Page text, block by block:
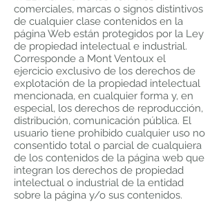
comerciales, marcas o signos distintivos
de cualquier clase contenidos en la
página Web están protegidos por la Ley
de propiedad intelectual e industrial.
Corresponde a Mont Ventoux el
ejercicio exclusivo de los derechos de
explotación de la propiedad intelectual
mencionada, en cualquier forma y, en
especial, los derechos de reproducción,
distribución, comunicación pública. El
usuario tiene prohibido cualquier uso no
consentido total o parcial de cualquiera
de los contenidos de la página web que
integran los derechos de propiedad
intelectual o industrial de la entidad
sobre la página y/o sus contenidos.